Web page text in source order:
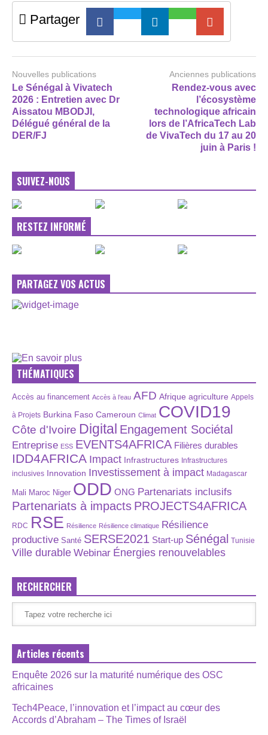
Partager
Nouvelles publications
Le Sénégal à Vivatech
2026 : Entretien avec Dr
Aissatou MBODJI,
Délégué général de la
DER/FJ
Anciennes publications
Rendez-vous avec
l’écosystème
technologique africain
lors de l’AfricaTech Lab
de VivaTech du 17 au 20
juin à Paris !
SUIVEZ-NOUS
RESTEZ INFORMÉ
PARTAGEZ VOS ACTUS
THÉMATIQUES
Accès au financement Accès à l’eau AFD Afrique agriculture Appels
à Projets Burkina Faso Cameroun Climat COVID19
Côte d'Ivoire Digital Engagement Sociétal
Entreprise ESS EVENTS4AFRICA Filières durables
IDD4AFRICA Impact Infrastructures Infrastructures
inclusives Innovation Investissement à impact Madagascar
Mali Maroc Niger ODD ONG Partenariats inclusifs
Partenariats à impacts PROJECTS4AFRICA
RDC RSE Résilience Résilience climatique Résilience
productive Santé SERSE2021 Start-up Sénégal Tunisie
Ville durable Webinar Énergies renouvelables
RECHERCHER
Articles récents
Enquête 2026 sur la maturité numérique des OSC
africaines
Tech4Peace, l’innovation et l’impact au cœur des
Accords d’Abraham – The Times of Israël